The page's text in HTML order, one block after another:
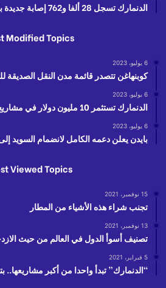
الدنمارك تسجل 28 ألفا و762 إصابة جديدة بكورونا و15 حالة وفاة
Modified Topics
6 يوليو، 2023
كوبنهاغن تتصدر قائمة مدن النقل الصديقة
6 يوليو، 2023
الدنمارك تستثمر 10 مليون دولار في مشاريع المياه والطاقة في إثيوبيا
6 يوليو، 2023
بايدن يعلن دعمه الكامل لانضمام
Viewed Topics
15 نوفمبر، 2021
تجنب شراء هذه الأشياء من المطار
13 نوفمبر، 2021
تصنيف أسوأ الدول في العالم من حيث
5 فبراير، 2021
“الدنمارك” تبدأ واحدا من أكبر مشاريعها.. بتكلفة 210